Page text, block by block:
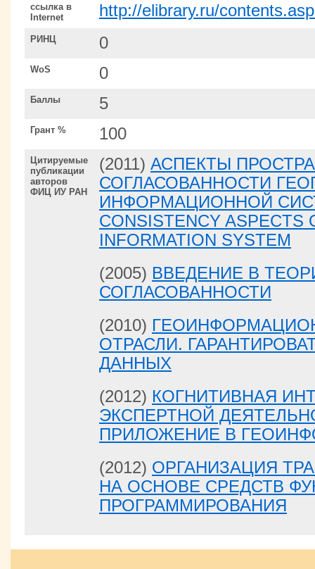
ссылка в
Internet
http://elibrary.ru/
РИНЦ 0
WoS 0
Баллы 5
Грант % 100
Цитируемые
публикации
авторов
ФИЦ ИУ РАН
(2011) АСПЕКТЫ
СОГЛАСОВАННОСТИ
ИНФОРМАЦИОННОЙ
CONSISTENCY ASPECTS
INFORMATION SYSTEM
(2005) ВВЕДЕНИЕ В
СОГЛАСОВАННОСТИ
(2010)
ОТРАСЛИ.
ДАННЫХ
(2012) КОГНИТИВНАЯ
ЭКСПЕРТНОЙ
ПРИЛОЖЕНИЕ В
(2012) ОРГАНИЗАЦИЯ
НА ОСНОВЕ СРЕДСТВ
ПРОГРАММИРОВАНИЯ